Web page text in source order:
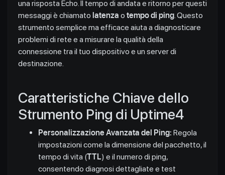
una risposta Echo. Il tempo di andata e ritorno per questi
messaggi è chiamato latenza o tempo di ping . Questo
strumento semplice ma efficace aiuta a diagnosticare
problemi di rete e a misurare la qualità della
connessione tra il tuo dispositivo e un server di
destinazione.
Caratteristiche Chiave dello
Strumento Ping di Uptime4
Personalizzazione Avanzata del Ping: Regola
impostazioni come la dimensione del pacchetto, il
tempo di vita (TTL) e il numero di ping,
consentendo diagnosi dettagliate e test